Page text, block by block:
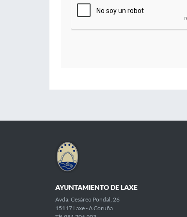
AYUNTAMIENTO DE LAXE
Avda. Cesáreo Pondal, 26
15117 Laxe - A Coruña